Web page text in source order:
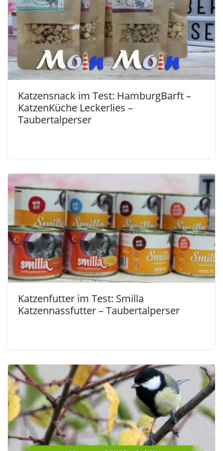
Katzensnack im Test: HamburgBarft –
KatzenKüche Leckerlies –
Taubertalperser
Katzenfutter im Test: Smilla
Katzennassfutter – Taubertalperser